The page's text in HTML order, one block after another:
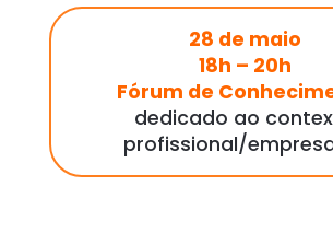
28 de maio
18h – 20h
Fórum de
dedicado ao
profissional/